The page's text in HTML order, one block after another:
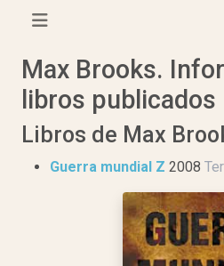
Max Brooks.
libros publicados
Libros de Max
Guerra mundial Z 2008